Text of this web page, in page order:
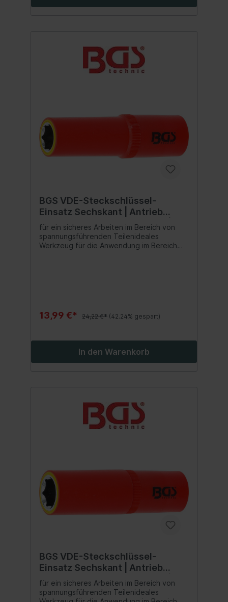
BGS VDE-Steckschlüssel-
Einsatz Sechskant | Antrieb
Innenvierkant 12,5 mm (1/2") | SW
14 mm
für ein sicheres Arbeiten im Bereich von
spannungsführenden Teilenideales
Werkzeug für die Anwendung im Bereich
13,99 €* 24,22 €* (42.24% gespart)
In den Warenkorb
BGS VDE-Steckschlüssel-
Einsatz Sechskant | Antrieb
Innenvierkant 12,5 mm (1/2") | SW
16 mm
für ein sicheres Arbeiten im Bereich von
spannungsführenden Teilenideales